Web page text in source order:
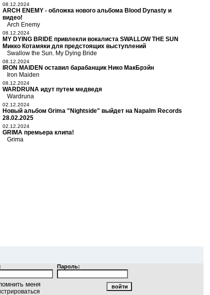
08.12.2024
ARCH ENEMY - обложка нового альбома Blood Dynasty и
видео!
Arch Enemy
08.12.2024
MY DYING BRIDE привлекли вокалиста SWALLOW THE SUN
Микко Котамяки для предстоящих выступлений
Swallow the Sun
My Dying Bride
08.12.2024
IRON MAIDEN оставил барабанщик Нико МакБрэйн
Iron Maiden
08.12.2024
WARDRUNA идут путем медведя
Wardruna
02.12.2024
Новый альбом Grima "Nightside" выйдет на Napalm Records
28.02.2025
02.12.2024
GRIMA премьера клипа!
Grima
Пароль:
меня